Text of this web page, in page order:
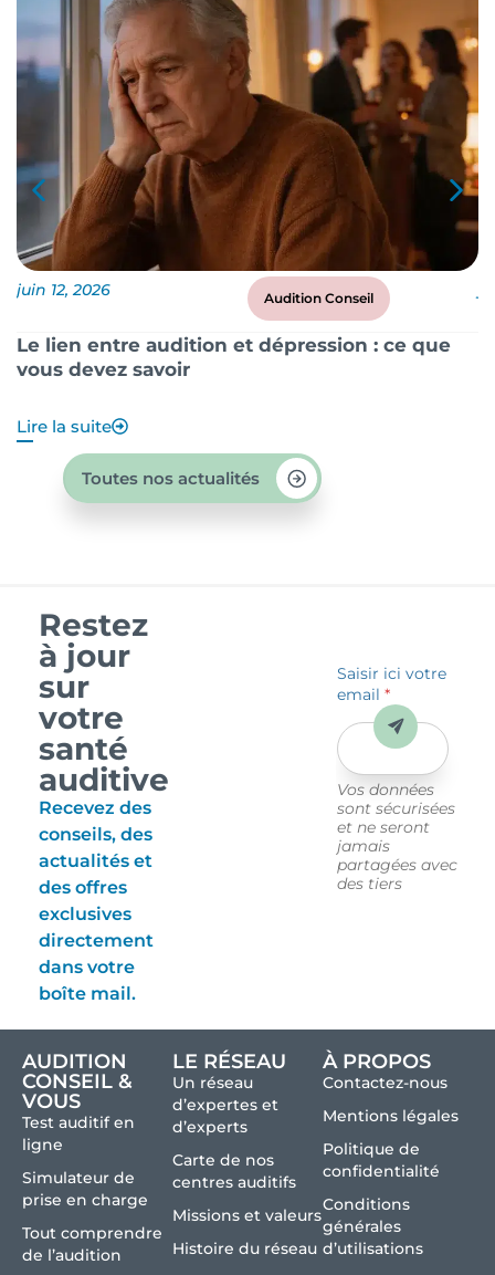
juin 12, 2026 Audition Conseil
Le lien entre audition et dépression : ce que
vous devez savoir
Lire la suite
Toutes nos actualités
Restez
à jour
sur
votre
santé
auditive
Recevez des
conseils, des
actualités et
des offres
exclusives
directement
dans votre
boîte mail.
Saisir ici votre
email*
Vos données
sont sécurisées
et ne seront
jamais
partagées avec
des tiers
Envoyer
AUDITION
CONSEIL &
VOUS
Test auditif en
ligne
Simulateur de
prise en charge
Tout comprendre
de l’audition
LE RÉSEAU
Un réseau
d’expertes et
d’experts
Carte de nos
centres auditifs
Missions et valeurs
Histoire du réseau
À PROPOS
Contactez-nous
Mentions légales
Politique de
confidentialité
Conditions
générales
d’utilisations